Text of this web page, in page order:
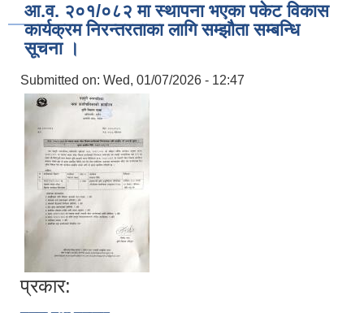
आ.व. २०१/०८२ मा स्थापना भएका पकेट विकास
कार्यक्रम निरन्तरताका लागि सम्झाैता सम्बन्धि
सूचना ।
Submitted on: Wed, 01/07/2026 - 12:47
प्रकार: